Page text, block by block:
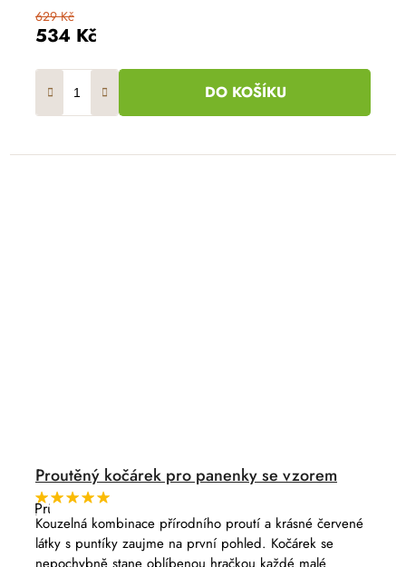
534 Kč
629 Kč
DO KOŠÍKU
Proutěný kočárek pro panenky se vzorem
Průměrné
hodnocení
produktu
je
5,0
Kouzelná kombinace přírodního proutí a krásné červené
látky s puntíky zaujme na první pohled. Kočárek se